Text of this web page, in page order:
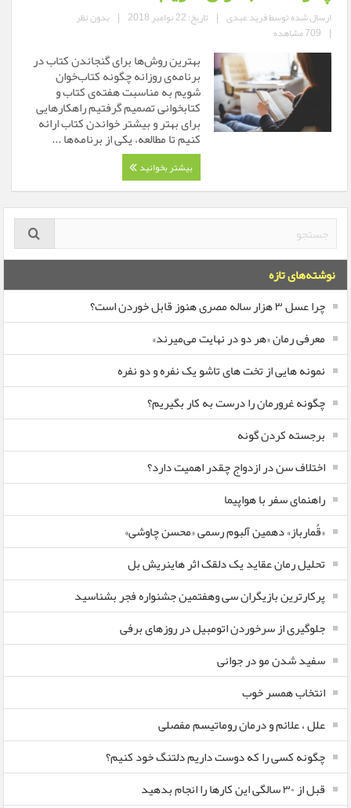
ارسال شده توسطفرید عبدی | تاریخ: 22 نوامبر 2018 | بدون نظر
| 709 مشاهده
بهترین روش‌ها برای گنجاندن کتاب در
برنامه‌ی روزانه چگونه کتاب‌خوان
شویم به مناسبت هفته‌ی کتاب و
کتابخوانی تصمیم گرفتیم راهکار‌هایی
برای بهتر و بیشتر خواندن کتاب ارائه
کنیم تا مطالعه، یکی از برنامه‌‌ها ...
بیشتر بخوانید
نوشته‌های تازه
چرا عسل ۳ هزار ساله‌ مصری هنوز قابل خوردن است؟
معرفی رمان «هر دو در نهایت می‌میرند»
نمونه هایی از تخت های تاشو یک نفره و دو نفره
چگونه غرورمان را درست به کار بگیریم؟
برجسته کردن گونه
اختلاف سن در ازدواج چقدر اهمیت دارد؟
راهنمای سفر با هواپیما
«قُمارباز» دهمین آلبوم رسمی «محسن چاوشی»
تحلیل رمان عقاید یک دلقک اثر هاینریش بل
پرکارترین بازیگران سی وهفتمین جشنواره فجر بشناسید
جلوگیری از سرخوردن اتومبیل در روزهای برفی
سفید شدن مو در جوانی
انتخاب همسر خوب
علل ، علائم و درمان روماتیسم مفصلی
چگونه کسی را که دوست داریم دلتنگ خود کنیم؟
قبل از ۳۰ سالگی این کارها را انجام بدهید